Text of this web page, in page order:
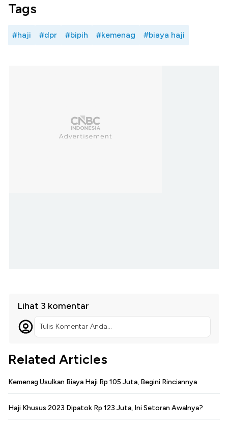
Tags
#haji #dpr #bipih #kemenag #biaya haji
Lihat 3 komentar
Tulis Komentar Anda...
Related Articles
Kemenag Usulkan Biaya Haji Rp 105 Juta, Begini Rinciannya
Haji Khusus 2023 Dipatok Rp 123 Juta, Ini Setoran Awalnya?